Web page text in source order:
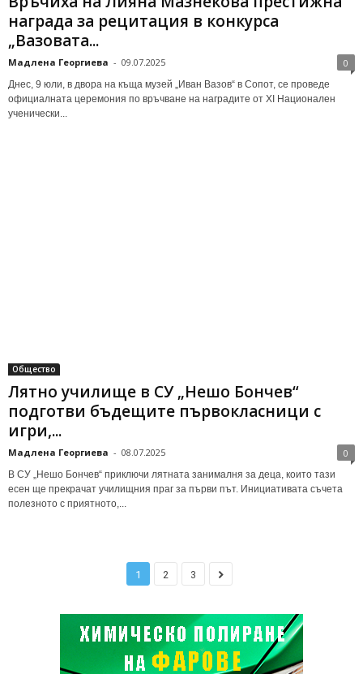
награда за рецитация в конкурса
„Вазовата...
Мадлена Георгиева - 09.07.2025 0
Днес, 9 юли, в двора на къща музей „Иван Вазов“ в Сопот, се проведе
официалната церемония по връчване на наградите от XI Национален
ученически...
Общество
Лятно училище в СУ „Нешо Бончев“
подготви бъдещите първокласници с
игри,...
Мадлена Георгиева - 08.07.2025 0
В СУ „Нешо Бончев“ приключи лятната занималня за деца, които тази
есен ще прекрачат училищния праг за първи път. Инициативата съчета
полезното с приятното,...
1 2 3